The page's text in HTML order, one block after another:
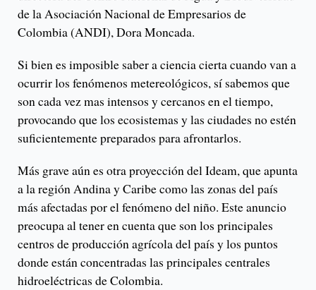
de la Asociación Nacional de Empresarios de
Colombia (ANDI), Dora Moncada.
Si bien es imposible saber a ciencia cierta cuando van a
ocurrir los fenómenos metereológicos, sí sabemos que
son cada vez mas intensos y cercanos en el tiempo,
provocando que los ecosistemas y las ciudades no estén
suficientemente preparados para afrontarlos.
Más grave aún es otra proyección del Ideam, que apunta
a la región Andina y Caribe como las zonas del país
más afectadas por el fenómeno del niño. Este anuncio
preocupa al tener en cuenta que son los principales
centros de producción agrícola del país y los puntos
donde están concentradas las principales centrales
hidroeléctricas de Colombia.